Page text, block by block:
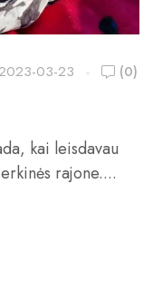
03-23 (0)
kai leisdavau
rajone....